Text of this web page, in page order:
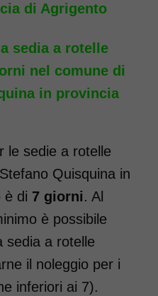
con pedane
a partire
a
Italia,
di Agrigento
sedia a rotelle
nel comune di
in provincia
le sedie a rotelle
Quisquina in
è di 7 giorni. Al
è possibile
sedia a rotelle
il noleggio per i
inferiori ai 7).